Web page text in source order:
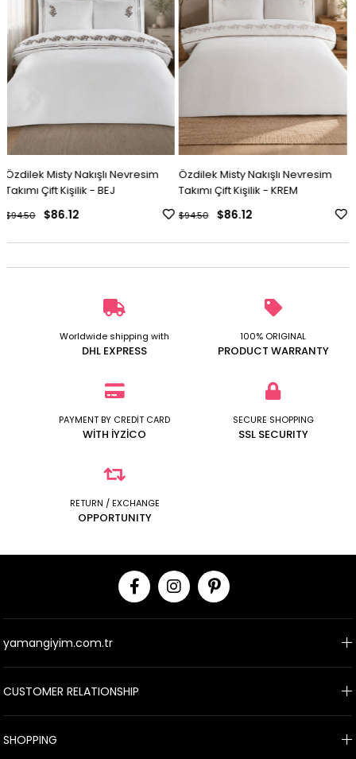
Özdilek Misty Nakışlı Nevresim
Takımı Çift Kişilik - KREM
$86.12
$94.50
Özdilek Misty Nakışlı Nevresim
Takımı Çift Kişilik - GRİ
$86.12
$94.50
Worldwide shipping with
DHL EXPRESS
100% ORIGINAL
PRODUCT WARRANTY
PAYMENT BY CREDİT CARD
WİTH İYZİCO
SECURE SHOPPING
SSL SECURITY
RETURN / EXCHANGE
OPPORTUNITY
yamangiyim.com.tr
CUSTOMER RELATIONSHIP
SHOPPING